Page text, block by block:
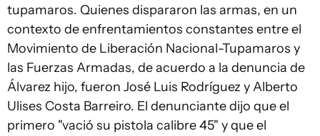
tupamaros. Quienes dispararon las armas, en un
contexto de enfrentamientos constantes entre el
Movimiento de Liberación Nacional-Tupamaros y
las Fuerzas Armadas, de acuerdo a la denuncia de
Álvarez hijo, fueron José Luis Rodríguez y Alberto
Ulises Costa Barreiro. El denunciante dijo que el
primero "vació su pistola calibre 45" y que el